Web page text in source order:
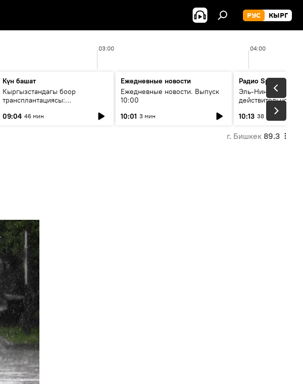
РУС КЫРГ
03:00 04:00
Күн башат
Кыргызстандагы боор
трансплантациясы:
келечеги
09:04 46 мин
Ежедневные новости
Ежедневные новости. Выпуск
10:00
10:01 3 мин
Радио Sputnik
Эль-Ниньо, жара и
действительно
погоду в
10:13 38 мин
г. Бишкек 89.3